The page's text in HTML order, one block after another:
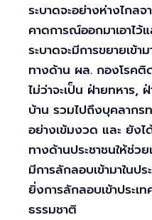
ระบาดจะอย่างห่างไกล
คาดการณ์ออกมาเอาไว้
ระบาดจะมีการขยายเข้
ทางด้าน ผล. กองโรคติ
ไม่ว่าจะเป็น ฝ่ายทหาร
บ้าน รวมไปถึงบุคลากร
อย่างเข้มงวด และ ยัง
ทางด้านประชาชนให้ช่ว
มีการลักลอบเข้ามาในปร
ยิ่งการลักลอบเข้าประเ
ธรรมชาติ